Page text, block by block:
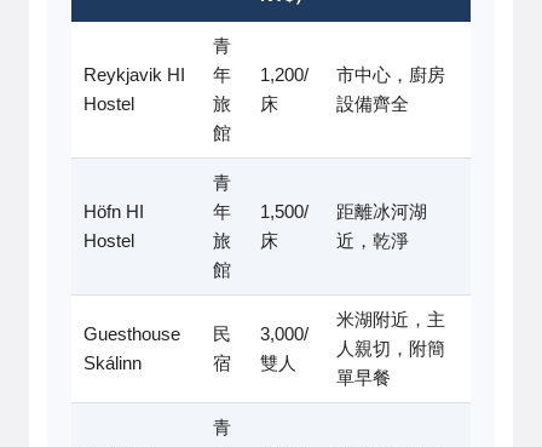
Reykjavik HI
Hostel
青
年
旅
館
1,200/
床
市中心，廚房
設備齊全
Höfn HI
Hostel
青
年
旅
館
1,500/
床
距離冰河湖
近，乾淨
Guesthouse
Skálinn
民
宿
3,000/
雙人
米湖附近，主
人親切，附簡
單早餐
青